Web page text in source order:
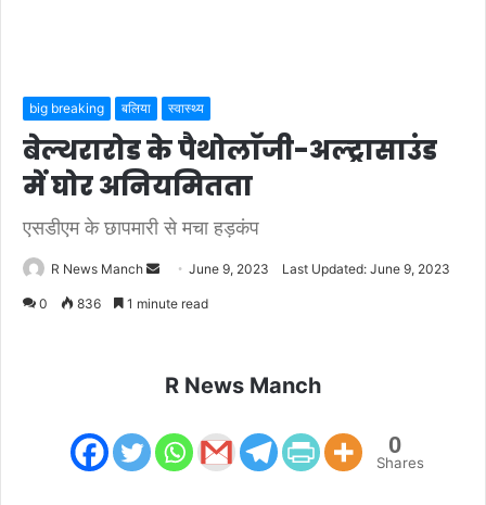
big breaking बलिया स्वास्थ्य
बेल्थरारोड के पैथोलाॅजी-अल्ट्रासाउंड
में घोर अनियमितता
एसडीएम के छापमारी से मचा हड़कंप
R News Manch
SendJune 9, 2023 Last Updated: June 9, 2023
0 836 1 minute read
R News Manch
0
Shares